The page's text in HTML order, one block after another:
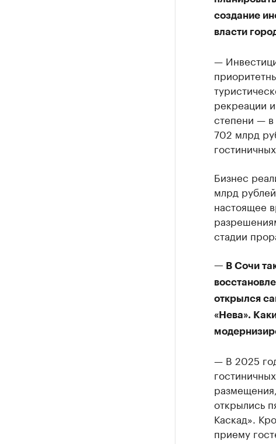
создание
власти
—
рекреации
степени —
702 млрд
Бизнес
млрд
настоящее
стадии
— В Сочи
открылся
«Нева».
— В 2025
открылись
Каскад».
приему